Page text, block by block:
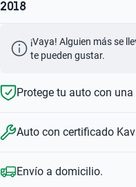
2018
¡Vaya! Alguien más se
te pueden gustar.
Protege tu auto con
Auto con certificado
Envío a domicilio.